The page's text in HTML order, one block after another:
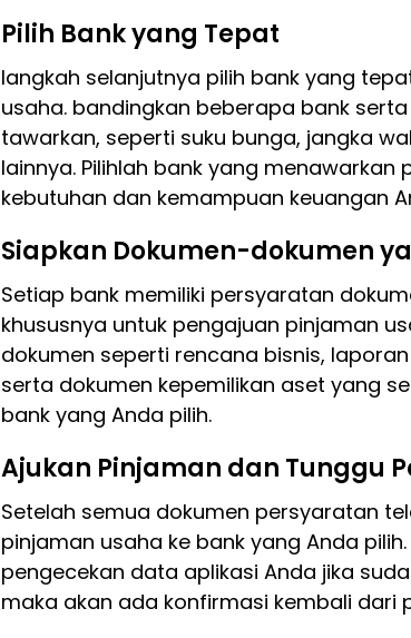
Pilih Bank yang Tepat
langkah selanjutnya pilih bank yang
usaha. bandingkan beberapa bank
tawarkan, seperti suku bunga, jangka
lainnya. Pilihlah bank yang
kebutuhan dan kemampuan keuangan
Siapkan Dokumen-dokumen
Setiap bank memiliki persyaratan
khususnya untuk pengajuan pinjaman
dokumen seperti rencana bisnis,
serta dokumen kepemilikan aset yang
bank yang Anda pilih.
Ajukan Pinjaman dan Tunggu
Setelah semua dokumen persyaratan
pinjaman usaha ke bank yang Anda
pengecekan data aplikasi Anda jika
maka akan ada konfirmasi kembali dari